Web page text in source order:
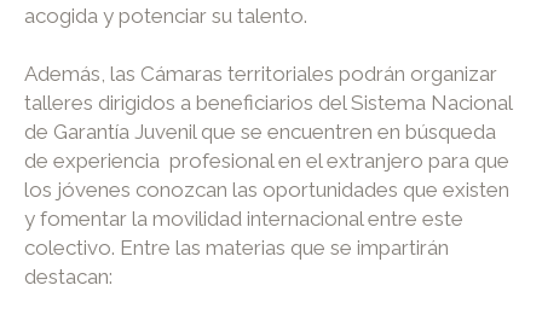
acogida y potenciar su talento.
Además, las Cámaras territoriales podrán organizar
talleres dirigidos a beneficiarios del Sistema Nacional
de Garantía Juvenil que se encuentren en búsqueda
de experiencia profesional en el extranjero para que
los jóvenes conozcan las oportunidades que existen
y fomentar la movilidad internacional entre este
colectivo. Entre las materias que se impartirán
destacan: